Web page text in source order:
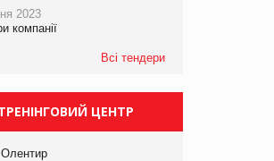
компанії «УкраМарин»
2023
компанії
Всі тендери
ЦЕНТР